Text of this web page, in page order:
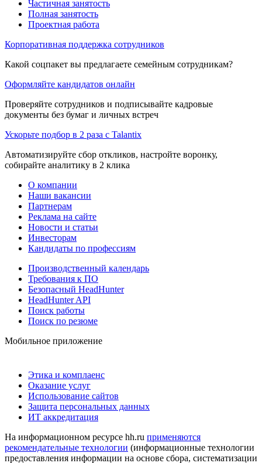
Частичная занятость
Полная занятость
Проектная работа
Корпоративная поддержка сотрудников
Какой соцпакет вы предлагаете семейным сотрудникам?
Оформляйте кандидатов онлайн
Проверяйте сотрудников и подписывайте кадровые
документы без бумаг и личных встреч
Ускорьте подбор в 2 раза с Talantix
Автоматизируйте сбор откликов, настройте воронку,
собирайте аналитику в 2 клика
О компании
Наши вакансии
Партнерам
Реклама на сайте
Новости и статьи
Инвесторам
Кандидаты по профессиям
Производственный календарь
Требования к ПО
Безопасный HeadHunter
HeadHunter API
Поиск работы
Поиск по резюме
Мобильное приложение
Этика и комплаенс
Оказание услуг
Использование сайтов
Защита персональных данных
ИТ аккредитация
На информационном ресурсе hh.ru применяются
рекомендательные технологии (информационные технологии
предоставления информации на основе сбора, систематизации